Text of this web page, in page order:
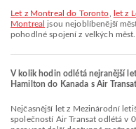
let z Montreal do Toronto let z
Montreal jsou nejoblíbenější
pohodlné spojení z velkých měst.
V kolik hodin odlétá nejranější
Hamilton do Kanada s Air
Nejčasnější let z Mezinárodní letiště John C Munro Hamilton do Kanada se
společností Air Transat odlétá v